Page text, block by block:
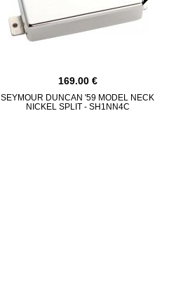
169.00
SEYMOUR DUNCAN '59 MODEL NECK
NICKEL SPLIT - SH1NN4C